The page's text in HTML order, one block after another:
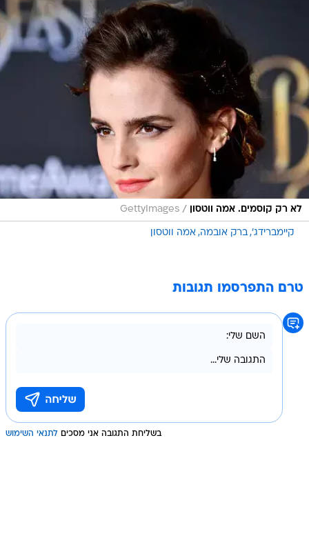
לא רק קוסמים. אמה ווטסון /
GettyImages
קיימברידג' ברק אובמה אמה ווטסון
טרם התפרסמו תגובות
בשליחת התגובה אני מסכים לתנאי השימוש